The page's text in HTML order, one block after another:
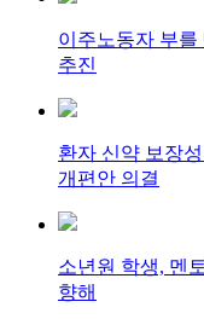
이주노동자 부
추진
환자 신약 보장
개편안 의결
소년원 학생, 멘
향해